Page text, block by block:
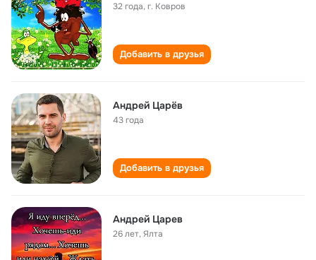
32 года,г. Ковров
Добавить в друзья
Андрей Царёв
43 года
Добавить в друзья
Андрей Царев
26 лет,Ялта